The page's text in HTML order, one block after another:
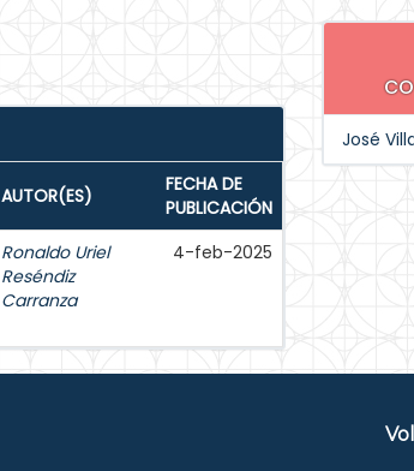
AUTOR(ES)
FECHA DE
PUBLICACIÓN
Ronaldo Uriel
Reséndiz
Carranza
4-feb-2025
José